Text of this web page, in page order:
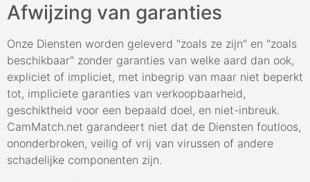
Afwijzing van garanties
Onze Diensten worden geleverd "zoals ze zijn" en "zoals
beschikbaar" zonder garanties van welke aard dan ook,
expliciet of impliciet, met inbegrip van maar niet beperkt
tot, impliciete garanties van verkoopbaarheid,
geschiktheid voor een bepaald doel, en niet-inbreuk.
CamMatch.net garandeert niet dat de Diensten foutloos,
ononderbroken, veilig of vrij van virussen of andere
schadelijke componenten zijn.